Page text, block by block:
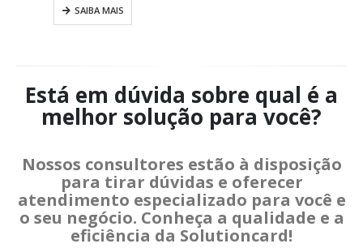
SAIBA MAIS
Está em dúvida sobre qual é a
melhor solução para você?
Nossos consultores estão à disposição
para tirar dúvidas e oferecer
atendimento especializado para você e
o seu negócio. Conheça a qualidade e a
eficiência da Solutioncard!